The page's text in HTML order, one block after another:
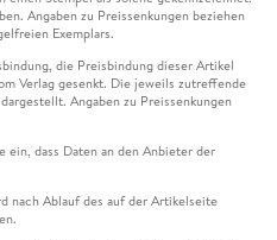
Angaben zu Preissenkungen beziehen
Exemplars.
die Preisbindung dieser Artikel
Verlag gesenkt. Die jeweils zutreffende
Angaben zu Preissenkungen
dass Daten an den Anbieter der
nach Ablauf des auf der Artikelseite